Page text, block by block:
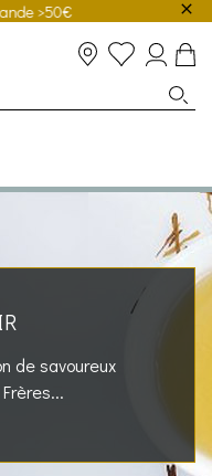
de savoureux